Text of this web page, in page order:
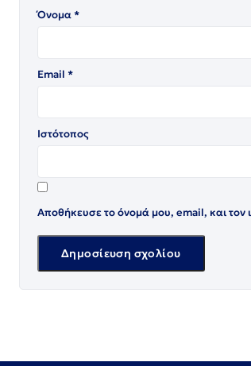
Όνομα*
Email *
Ιστότοπος
Αποθήκευσε το όνομά μου, email, και τον